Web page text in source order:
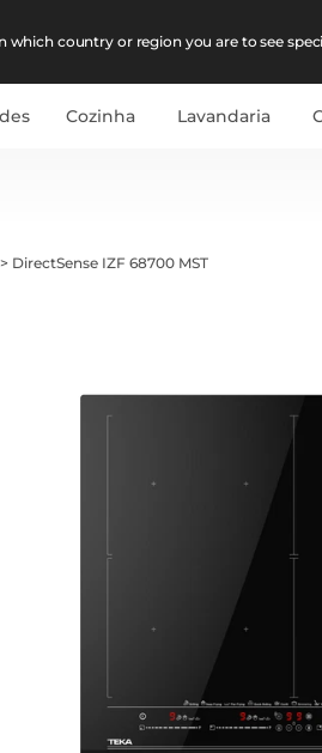
which country or region you are to see
Cozinha Lavandaria
> DirectSense IZF 68700 MST